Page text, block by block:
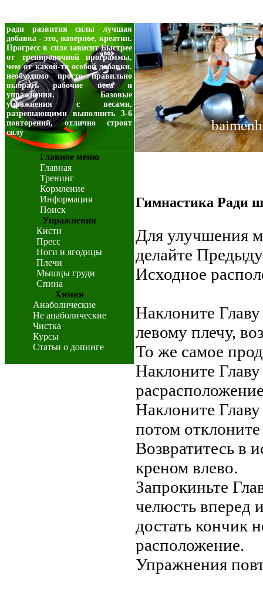
ради развития силы лучшая
добавка - это, наверное, креатин.
Прогресс в силе зависит Быстрее
от тренировочной программы,
чем от какой-то особой добавки.
необходимо просто правильно
выбрать рабочие веса и
упражнения. Базовые
упражнения с весами,
разрешающими выполнить 3-6
повторений, отлично строят
силу
Главное меню
Главная
Тренинг
Кормление
Информация
Поиск
Упражнения
Кисти
Пресс
Ноги и ягодицы
Плечи
Мышцы груди
Спина
Химия
Анаболические
Не анаболические
Чистка
Курсы
Статьи о допинге
Гимнастика Ради
Для улучшения
делайте
Исходное
Наклоните
левому плечу,
То же самое
Наклоните Главу
Наклоните
потом
Возвратитесь в
креном влево.
Запрокиньте
челюсть вперед
достать кончик
расположение.
Упражнения